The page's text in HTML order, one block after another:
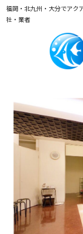
福岡・北九州・大分でアク
社・業者